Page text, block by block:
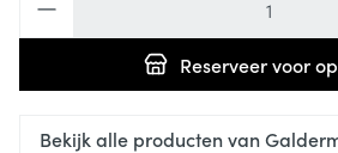
Reserveervoor
Bekijk alle producten van